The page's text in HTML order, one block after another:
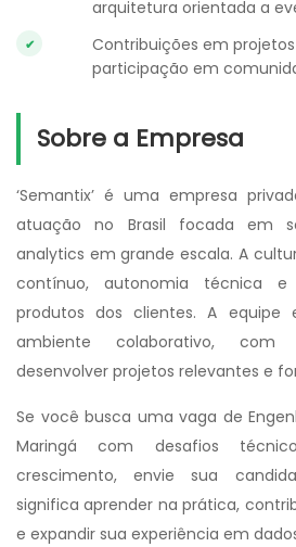
arquitetura orientada a
Contribuições em
participação em
Sobre a Empresa
‘Semantix’ é uma empresa
atuação no Brasil focada em
analytics em grande escala. A
contínuo, autonomia técnica
produtos dos clientes. A equipe
ambiente colaborativo, com
desenvolver projetos relevantes e
Se você busca uma vaga de
Maringá com desafios
crescimento, envie sua
significa aprender na prática,
e expandir sua experiência em